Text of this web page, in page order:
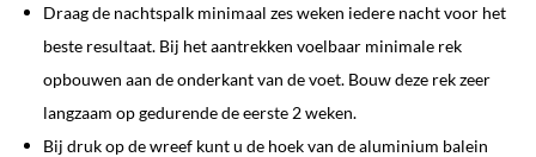
Draag de nachtspalk minimaal zes weken iedere nacht voor het
beste resultaat. Bij het aantrekken voelbaar minimale rek
opbouwen aan de onderkant van de voet. Bouw deze rek zeer
langzaam op gedurende de eerste 2 weken.
Bij druk op de wreef kunt u de hoek van de aluminium balein